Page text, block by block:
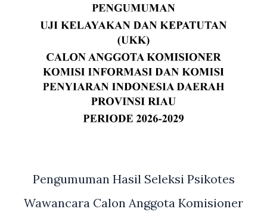
Pengumuman Hasil Seleksi Psikotes
Wawancara Calon Anggota Komisioner